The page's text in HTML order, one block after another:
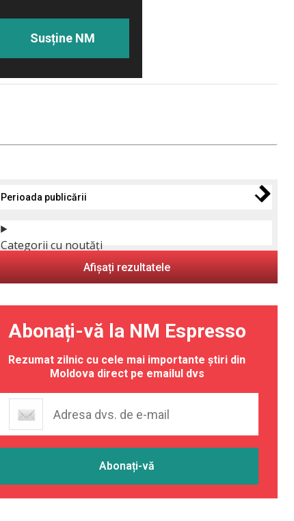
Susține NM
Perioada publicării
Categorii cu noutăți
Afișați rezultatele
Abonați-vă la NM Espresso
Rezumat zilnic cu cele mai importante știri din
Moldova direct pe emailul dvs